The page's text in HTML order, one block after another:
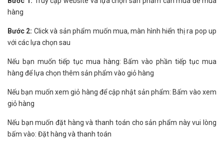
hàng
Bước 2: Click và sản phẩm muốn mua, màn hình hiển thị ra pop up
với các lựa chọn sau
Nếu bạn muốn tiếp tục mua hàng: Bấm vào phần tiếp tục mua
hàng để lựa chọn thêm sản phẩm vào giỏ hàng
Nếu bạn muốn xem giỏ hàng để cập nhật sản phẩm: Bấm vào xem
giỏ hàng
Nếu bạn muốn đặt hàng và thanh toán cho sản phẩm này vui lòng
bấm vào: Đặt hàng và thanh toán